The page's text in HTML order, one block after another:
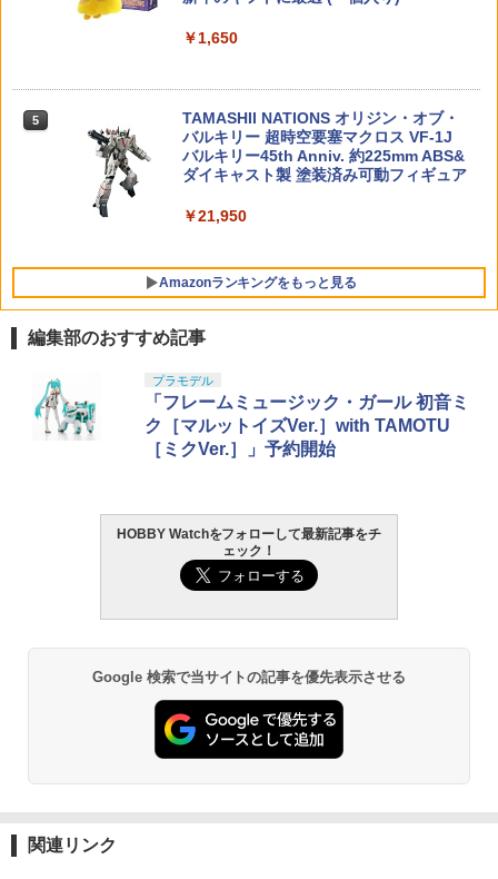
【期間限定クリアスタンド特典付】HG
ディランザソル プラモデル バンダイ ス
G.E.M.シリーズ 『NARUTO-ナルトー 疾
￥8,250
￥2,200
空撮ドローン ヘッドレスモード 360度フ
日 お祝い ギフト プレゼント
￥2,240
￥1,650
5
TAMASHII NATIONS オリジン・オブ・
バルキリー 超時空要塞マクロス VF-1J
バルキリー45th Anniv. 約225mm ABS&
ダイキャスト製 塗装済み可動フィギュア
￥21,950
Amazonランキングをもっと見る
BANDAI SPIRITS(バンダイ スピリッツ)
30MS SIS-J00 メルンジャ[カラーA] 色
分け済みプラモデル
￥4,200
BANDAI SPIRITS(バンダイ スピリッツ)
機動警察パトレイバー EZY RG 1/48 AV-
98Plus (イングラム・プラス) 色分け済
BANDAI SPIRITS(バンダイ スピリッツ)
HGAW 機動新世紀ガンダムX ガンダムエ
アマスター 1/144スケール 色分け済みプ
東京マルイ(TOKYO MARUI) No.25 コル
ト ガバメント HG 18歳以上エアーHOP
ハンドガン
￥3,384
東京マルイ (TOKYO MARUI) ガスブロー
バックマシンガン No.14 20式 5.56mm
小銃 18歳以上 ガスブローバック
￥240,000
東京マルイ(TOKYO MARUI) No.21 H&K
USP HG 18歳以上エアーHOPハンドガン
￥3,409
4
GSIクレオス Mr.トップコート 水性プレ
ミアムトップコートスプレー 光沢 88ml
ホビー用仕上材 B601
￥748
LOCTITE(ロックタイト) シールはがし
プレミアム 220ml
タミヤ クラフトツールシリーズ No.123
先細薄刃ニッパー (ゲートカット用) プラ
モデル用工具 74123
編集部のおすすめ記事
プラモデル
「フレームミュージック・ガール 初音ミ
ク［マルットイズVer.］with TAMOTU
［ミクVer.］」予約開始
HOBBY Watchをフォローして最新記事をチ
ェック！
Google 検索で当サイトの記事を優先表示させる
関連リンク